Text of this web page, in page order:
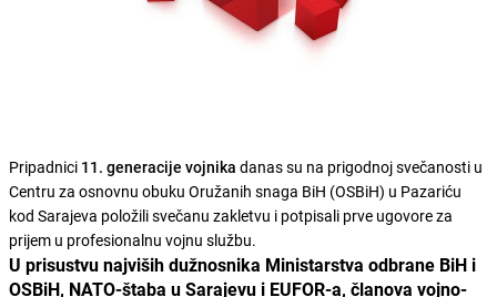
Pripadnici 11. generacije vojnika danas su na prigodnoj svečanosti u
Centru za osnovnu obuku Oružanih snaga BiH (OSBiH) u Pazariću
kod Sarajeva položili svečanu zakletvu i potpisali prve ugovore za
prijem u profesionalnu vojnu službu.
U prisustvu najviših dužnosnika Ministarstva odbrane BiH i
OSBiH, NATO-štaba u Sarajevu i EUFOR-a, članova vojno-